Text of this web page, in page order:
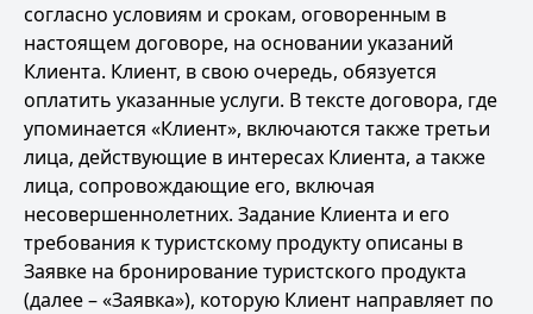
согласно условиям и срокам, оговоренным в
настоящем договоре, на основании указаний
Клиента. Клиент, в свою очередь, обязуется
оплатить указанные услуги. В тексте договора, где
упоминается «Клиент», включаются также третьи
лица, действующие в интересах Клиента, а также
лица, сопровождающие его, включая
несовершеннолетних. Задание Клиента и его
требования к туристскому продукту описаны в
Заявке на бронирование туристского продукта
(далее – «Заявка»), которую Клиент направляет по